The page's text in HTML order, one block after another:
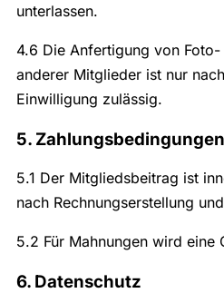
unterlassen.
4.6 Die Anfertigung von
anderer Mitglieder ist nur
Einwilligung zulässig.
5. Zahlungsbedingungen
5.1 Der Mitgliedsbeitrag ist
nach Rechnungserstellung
5.2 Für Mahnungen wird eine
6. Datenschutz